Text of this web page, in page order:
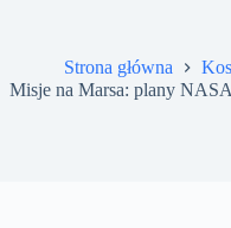
Strona główna
Misje na Marsa: plany